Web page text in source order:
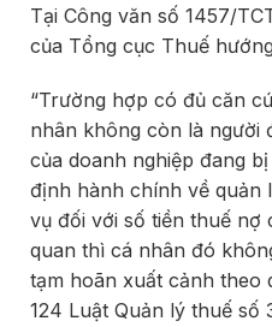
Tại Công văn số 1457/
của Tổng cục Thuế
“Trường hợp có đủ căn
nhân không còn là người
của doanh nghiệp đang
định hành chính về quản
vụ đối với số tiền thuế nợ
quan thì cá nhân đó
tạm hoãn xuất cảnh theo
124 Luật Quản lý thuế số